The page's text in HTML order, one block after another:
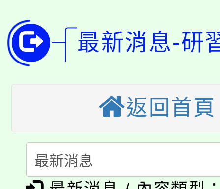
開!
115年桃園市運動會8/
田徑場及游泳池舉行。
桃園市低收入戶享有免
視費優惠，中低收入戶
半價優惠，詳情可洽有
者。
大園自造教育及科技中
份教師增能研習
大溪自造教育及科技
份教師研習
淨零綠生活教案入校路
會
115年食農教育專業人
程
「本色祭」8/29、30在
最新消息-研
返回首頁